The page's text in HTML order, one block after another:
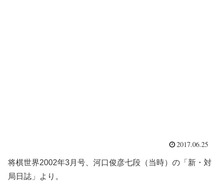
2017.06.25
将棋世界2002年3月号、河口俊彦七段（当時）の「新・対
局日誌」より。